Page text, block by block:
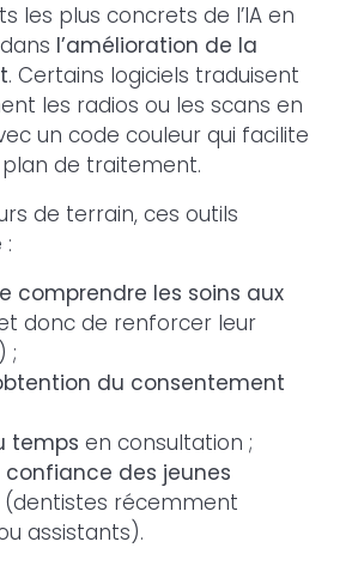
les plus concrets de l’IA en
l’amélioration de la
. Certains logiciels traduisent
les radios ou les scans en
un code couleur qui facilite
plan de traitement.
de terrain, ces outils
comprendre les soins aux
donc de renforcer leur
;
du consentement
temps en consultation ;
confiance des jeunes
(dentistes récemment
assistants).